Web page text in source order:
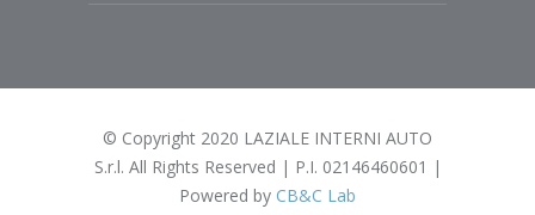
© Copyright 2020 LAZIALE INTERNI AUTO
S.r.l. All Rights Reserved | P.I. 02146460601 |
Powered by CB&C Lab